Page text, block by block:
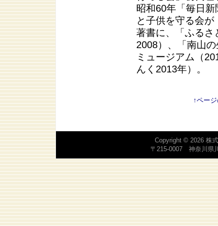
昭和60年「毎日
と子供を守る会
著書に、「ふるさ
2008）、「南山
ミュージアム（
んく2013年）。
↑ペー
Copyright © 2026 株
〒215-0007 神奈川県